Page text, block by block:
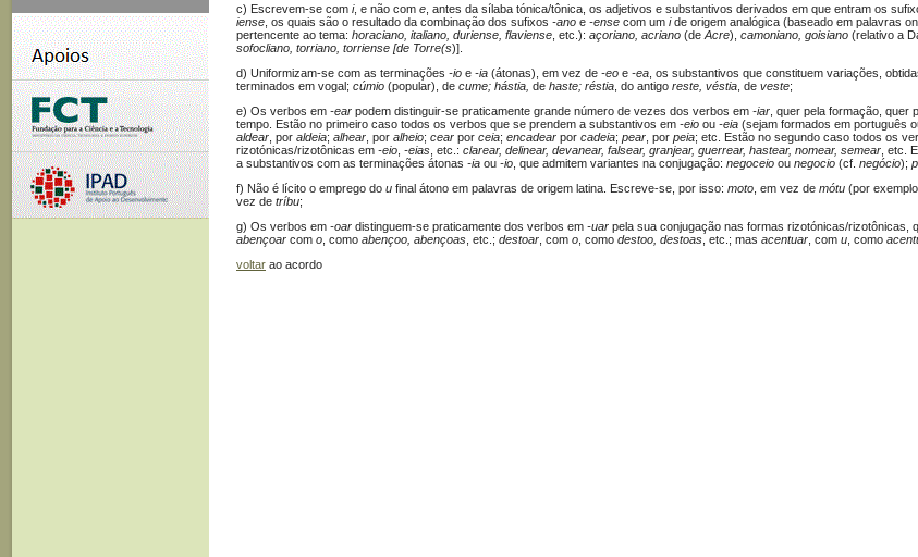
c) Escrevem-se com i, e não com e , antes da sílaba tónica/tônica, os adjetivos e substantivos derivados em que entram os
iense , os quais são o resultado da combinação dos sufixos -ano e -ense com um ide origem analógica (baseado em palavras
pertencente ao tema: horaciano, italiano, duriense, flaviense , etc.): açoriano, acriano (de Acre), camoniano, goisiano (relativo a
sofocliano, torriano, torriense [de Torre(s)].
d) Uniformizam-se com as terminações -io e -ia (átonas), em vez de -eo e -ea , os substantivos que constituem variações,
terminados em vogal; cúmio (popular), de cume; hástia, de haste; réstia , do antigo reste, véstia , de veste;
e) Os verbos em -ear podem distinguir-se praticamente grande número de vezes dos verbos em -iar , quer pela formação,
tempo. Estão no primeiro caso todos os verbos que se prendem a substantivos em -eio ou -eia (sejam formados em português
aldear , por aldeia; alhear , por alheio; cear por ceia; encadear por cadeia; pear , por peia; etc. Estão no segundo caso todos os
rizotónicas/rizotônicas em -eio -eias , etc.: clarear, delinear, devanear, falsear, granjear, guerrear, hastear, nomear, semear , etc.
a substantivos com as terminações átonas -ia ou -io , que admitem variantes na conjugação: negoceio ou negocio (cf. negócio);
f) Não é lícito o emprego do u final átono em palavras de origem latina. Escreve-se, por isso: moto , em vez de mótu (por
vez de tríbu;
g) Os verbos em -oar distinguem-se praticamente dos verbos em -uar pela sua conjugação nas formas rizotónicas/rizotônicas,
abençoar com o , como abençoo, abençoas , etc.; destoar , com o , como destoo, destoas , etc.; mas acentuar , com u , como
voltar ao acordo